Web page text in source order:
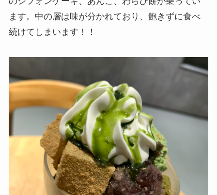
ます。中の層は味が分かれており、飽きずに食べ
続けてしまいます！！